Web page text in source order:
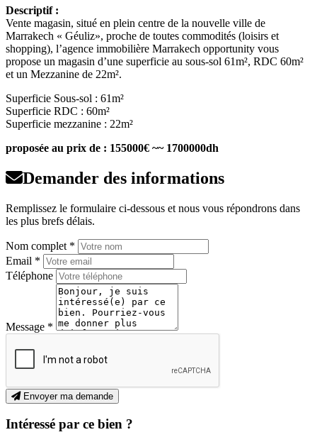
Descriptif :
Vente magasin, situé en plein centre de la nouvelle ville de
Marrakech « Géuliz», proche de toutes commodités (loisirs et
shopping), l’agence immobilière Marrakech opportunity vous
propose un magasin d’une superficie au sous-sol 61m², RDC 60m²
et un Mezzanine de 22m².
Superficie Sous-sol : 61m²
Superficie RDC : 60m²
Superficie mezzanine : 22m²
proposée au prix de : 155000€ ~~ 1700000dh
Demander des informations
Remplissez le formulaire ci-dessous et nous vous répondrons dans
les plus brefs délais.
Nom complet *
Email *
Téléphone
Message *
Envoyer ma demande
Intéressé par ce bien ?